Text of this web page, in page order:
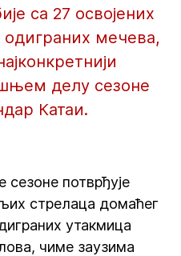
са 27 освојених
мечева,
делу сезоне
Катаи.
сезоне потврђује
стрелаца домаћег
утакмица
чиме заузима